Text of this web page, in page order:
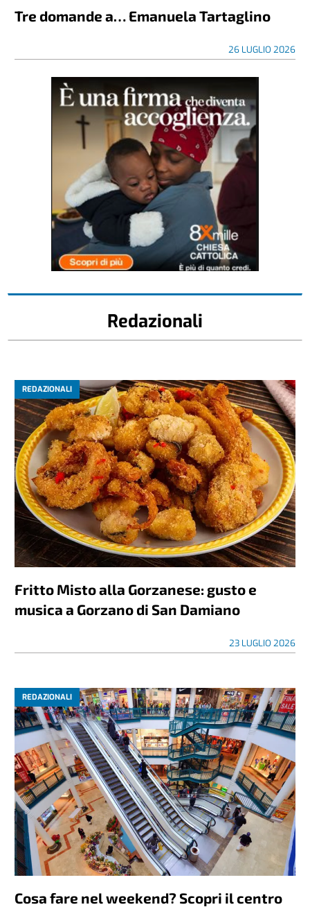
Tre domande a… Emanuela Tartaglino
26 LUGLIO 2026
Redazionali
REDAZIONALI
Fritto Misto alla Gorzanese: gusto e
musica a Gorzano di San Damiano
23 LUGLIO 2026
REDAZIONALI
Cosa fare nel weekend? Scopri il centro